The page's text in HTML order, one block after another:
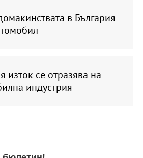
в България
изток се отразява на
индустрия
Виц на деня - 6 август